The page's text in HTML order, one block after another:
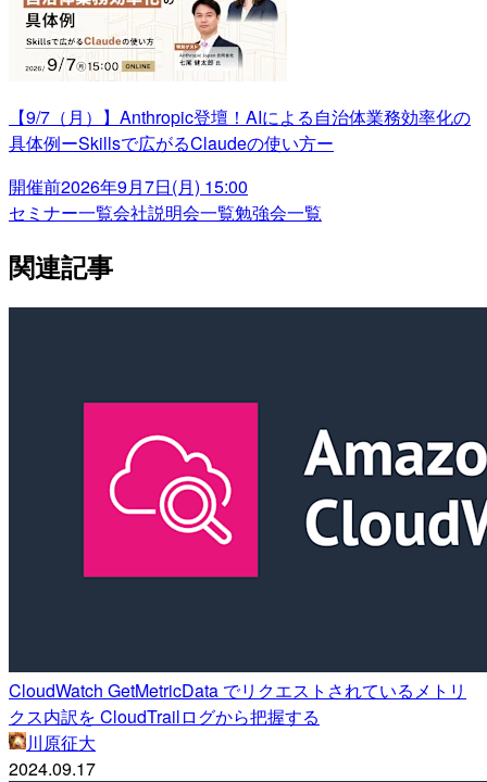
【9/7（月）】Anthropic登壇！AIによる自治体業務効率化の
具体例ーSkillsで広がるClaudeの使い方ー
開催前2026年9月7日(月) 15:00
セミナー一覧会社説明会一覧勉強会一覧
関連記事
CloudWatch GetMetricData でリクエストされているメトリ
クス内訳を CloudTrailログから把握する
川原征大
2024.09.17